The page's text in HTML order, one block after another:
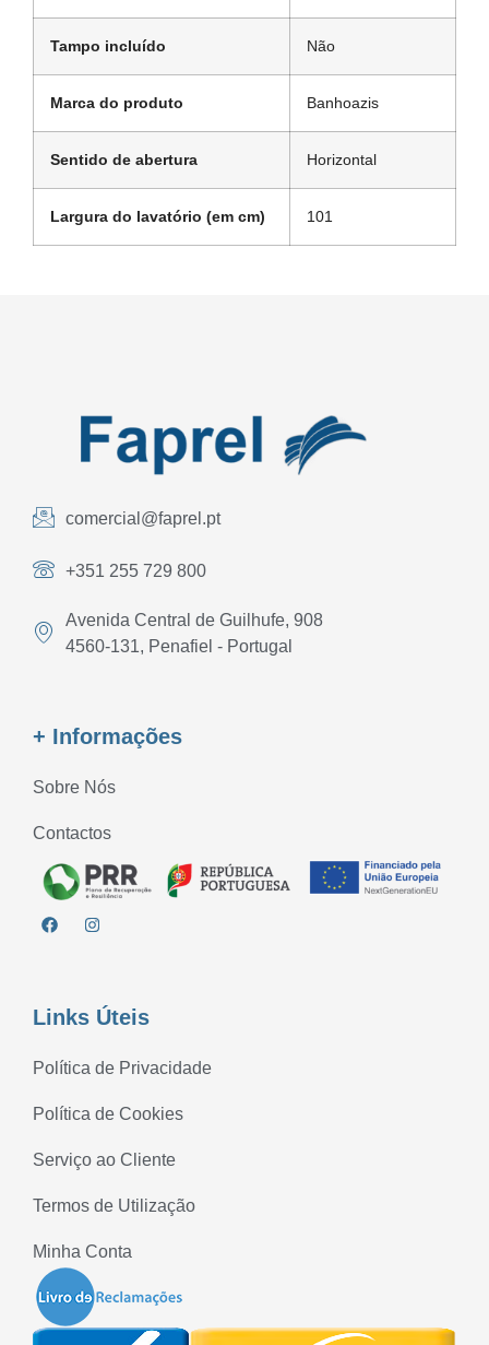
Tampo incluído Não
Marca do produto Banhoazis
Sentido de abertura Horizontal
Largura do lavatório (em cm) 101
comercial@faprel.pt
+351 255 729 800
Avenida Central de Guilhufe, 908
4560-131, Penafiel - Portugal
+ Informações
Sobre Nós
Contactos
Links Úteis
Política de Privacidade
Política de Cookies
Serviço ao Cliente
Termos de Utilização
Minha Conta